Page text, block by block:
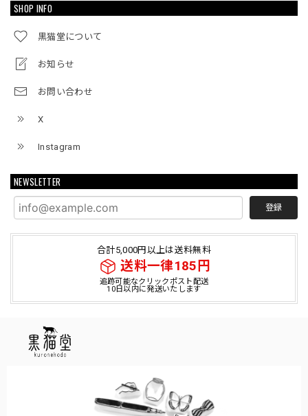
SHOP INFO
黒猫堂について
お知らせ
お問い合わせ
X
Instagram
NEWSLETTER
登録
合計5,000円以上は送料無料
送料一律185円
追跡可能なクリックポスト配送
10日以内に発送いたします